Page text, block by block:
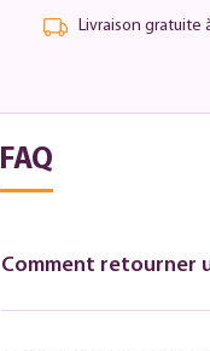
Livraison gratuite
FAQ
Comment retourner